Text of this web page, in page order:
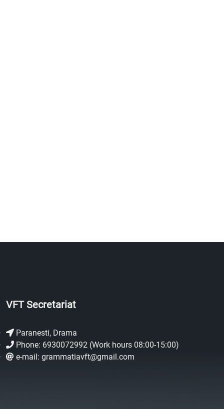
VFT Secretariat
Paranesti, Drama
Phone: 6930072992 (Work hours 08:00-15:00)
e-mail: grammatiavft@gmail.com